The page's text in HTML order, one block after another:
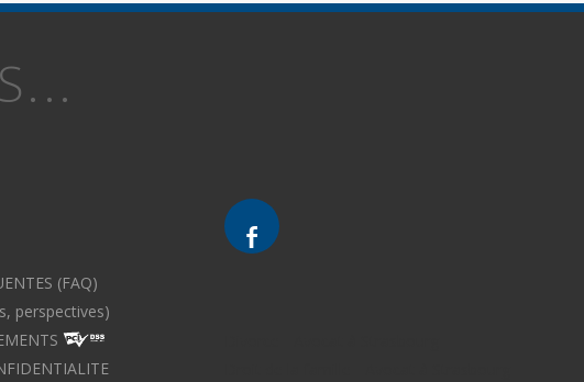
(FAQ)
perspectives)